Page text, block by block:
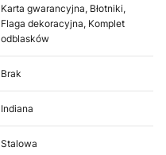
Karta gwarancyjna, Błotniki,
Flaga dekoracyjna, Komplet
odblasków
Brak
Indiana
Stalowa